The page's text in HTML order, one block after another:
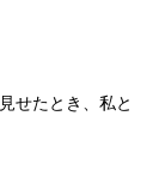
せたとき、私と